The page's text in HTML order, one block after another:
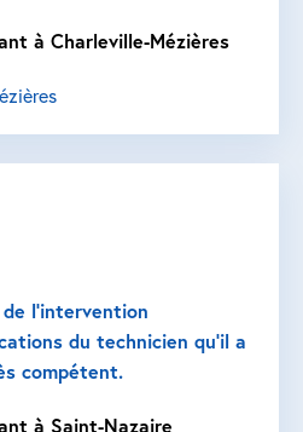
à Charleville-Mézières
l’intervention
du technicien qu’il a
compétent.
à Saint-Nazaire